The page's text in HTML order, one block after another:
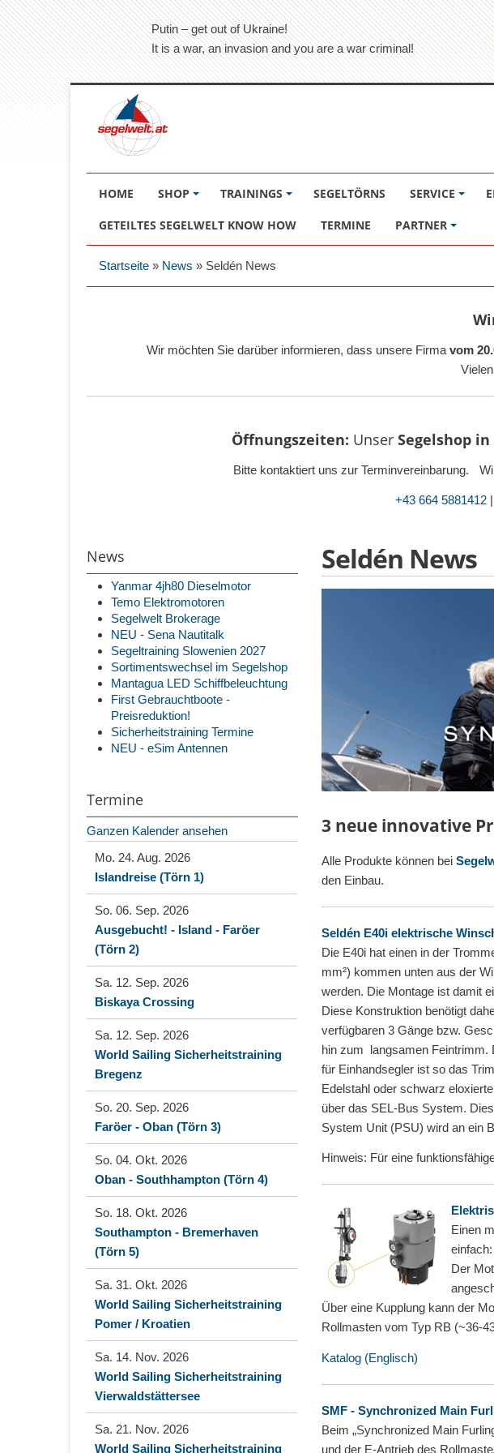
Putin – get out of Ukraine!
It is a war, an invasion and you are a war criminal!
HOME SHOP TRAININGS SEGELTÖRNS SERVICE
GETEILTES SEGELWELT KNOW HOW TERMINE PARTNER
Startseite » News » Seldén News
Wir möchten Sie darüber informieren, dass unsere Firma vom
Öffnungszeiten: Unser Segelshop
Bitte kontaktiert uns zur Terminvereinbarung.
+43 664 5881412|
News
Yanmar 4jh80 Dieselmotor
Temo Elektromotoren
Segelwelt Brokerage
NEU - Sena Nautitalk
Segeltraining Slowenien 2027
Sortimentswechsel im Segelshop
Mantagua LED Schiffbeleuchtung
First Gebrauchtboote -
Preisreduktion!
Sicherheitstraining Termine
NEU - eSim Antennen
Termine
Ganzen Kalender ansehen
Mo. 24. Aug. 2026
Islandreise (Törn 1)
So. 06. Sep. 2026
Ausgebucht! - Island - Faröer
(Törn 2)
Sa. 12. Sep. 2026
Biskaya Crossing
Sa. 12. Sep. 2026
World Sailing Sicherheitstraining
Bregenz
So. 20. Sep. 2026
Faröer - Oban (Törn 3)
So. 04. Okt. 2026
Oban - Southhampton (Törn 4)
So. 18. Okt. 2026
Southampton - Bremerhaven
(Törn 5)
Sa. 31. Okt. 2026
World Sailing Sicherheitstraining
Pomer / Kroatien
Sa. 14. Nov. 2026
World Sailing Sicherheitstraining
Vierwaldstättersee
Sa. 21. Nov. 2026
World Sailing Sicherheitstraining
Seldén News
3 neue innovative
Alle Produkte können bei
den Einbau.
Seldén E40i elektrische
Die E40i hat einen in der
mm²) kommen unten aus der
werden. Die Montage ist damit
Diese Konstruktion benötigt
verfügbaren 3 Gänge bzw.
hin zum langsamen Feintrimm.
für Einhandsegler ist so das
Edelstahl oder schwarz
über das SEL-Bus System.
System Unit (PSU) wird an ein
Hinweis: Für eine
Einen
Der
Über eine Kupplung kann der
Rollmasten vom Typ RB (~36-
Katalog (Englisch)
SMF - Synchronized Main
Beim „Synchronized Main
und der E-Antrieb des